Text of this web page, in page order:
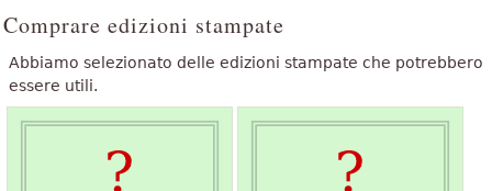
Comprare edizioni stampate
Abbiamo selezionato delle edizioni stampate che potrebbero
essere utili.